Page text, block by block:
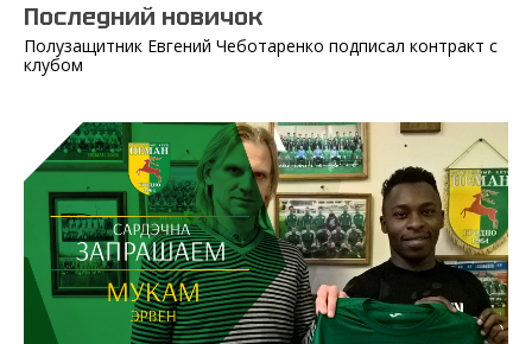
Последний новичок
Полузащитник Евгений Чеботаренко подписал контракт с
клубом